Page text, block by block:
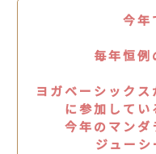
今年
毎年恒例
ヨガベーシック
に参加してい
今年のマンダ
ジュー